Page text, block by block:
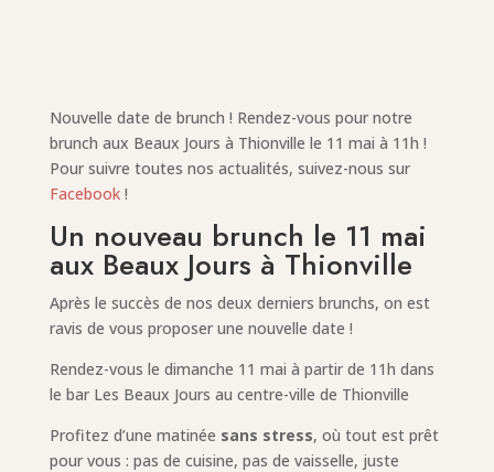
Nouvelle date de brunch ! Rendez-vous pour notre
brunch aux Beaux Jours à Thionville le 11 mai à 11h !
Pour suivre toutes nos actualités, suivez-nous sur
Facebook !
Un nouveau brunch le 11 mai
aux Beaux Jours à Thionville
Après le succès de nos deux derniers brunchs, on est
ravis de vous proposer une nouvelle date !
Rendez-vous le dimanche 11 mai à partir de 11h dans
le bar Les Beaux Jours au centre-ville de Thionville
Profitez d’une matinée sans stress, où tout est prêt
pour vous : pas de cuisine, pas de vaisselle, juste